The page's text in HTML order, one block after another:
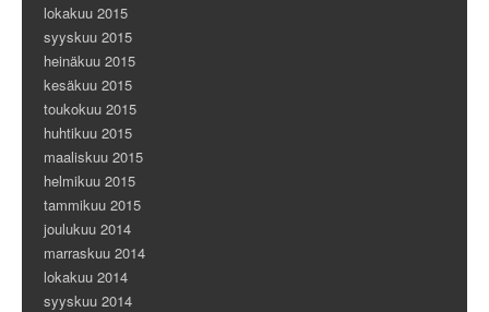
lokakuu 2015
syyskuu 2015
heinäkuu 2015
kesäkuu 2015
toukokuu 2015
huhtikuu 2015
maaliskuu 2015
helmikuu 2015
tammikuu 2015
joulukuu 2014
marraskuu 2014
lokakuu 2014
syyskuu 2014